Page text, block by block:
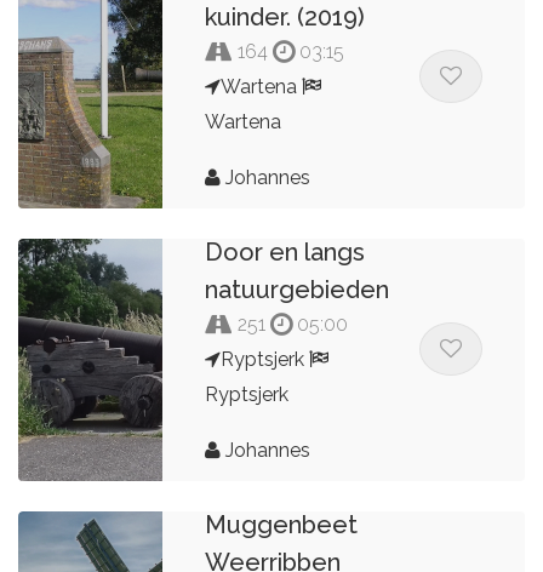
kuinder. (2019)
164
03:15
Wartena
Wartena
Johannes
Door en langs
natuurgebieden
251
05:00
Ryptsjerk
Ryptsjerk
Johannes
Muggenbeet
Weerribben